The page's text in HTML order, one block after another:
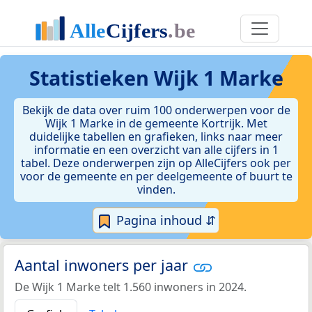
Statistieken Wijk 1 Marke
Bekijk de data over ruim 100 onderwerpen voor de
Wijk 1 Marke in de gemeente Kortrijk. Met
duidelijke tabellen en grafieken, links naar meer
informatie en een overzicht van alle cijfers in 1
tabel. Deze onderwerpen zijn op AlleCijfers ook per
voor de gemeente en per deelgemeente of buurt te
vinden.
Pagina inhoud ⇵
Aantal inwoners per jaar
De Wijk 1 Marke telt 1.560 inwoners in 2024.